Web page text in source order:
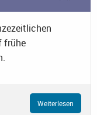
frühe
Weiterlesen